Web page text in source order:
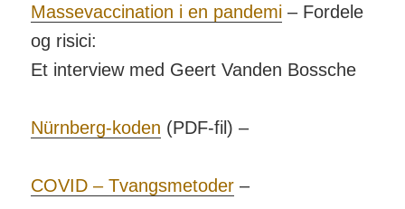
Massevaccination i en pandemi – Fordele
og risici:
Et inter­view med Geert Vanden Bossche
Nürnberg-koden (PDF-fil) –
COVID – Tvangsmetoder –